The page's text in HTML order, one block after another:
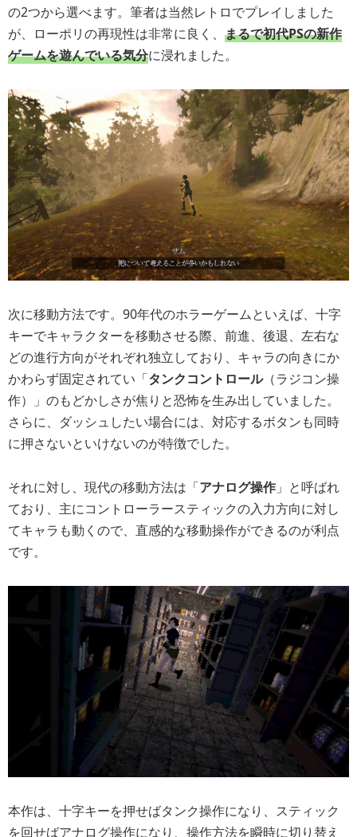
の2つから選べます。筆者は当然レトロでプレイしました
が、ローポリの再現性は非常に良く、 まるで初代PSの新作
ゲームを遊んでいる気分に浸れました。
次に移動方法です。90年代のホラーゲームといえば、十字
キーでキャラクターを移動させる際、前進、後退、左右な
どの進行方向がそれぞれ独立しており、キャラの向きにか
かわらず固定されてい「タンクコントロール（ラジコン操
作）」のもどかしさが焦りと恐怖を生み出していました。
さらに、ダッシュしたい場合には、対応するボタンも同時
に押さないといけないのが特徴でした。
それに対し、現代の移動方法は「アナログ操作 」と呼ばれ
ており、主にコントローラースティックの入力方向に対し
てキャラも動くので、直感的な移動操作ができるのが利点
です。
本作は、 十字キーを押せばタンク操作になり、スティック
を回せばアナログ操作になり、操作方法を瞬時に切り替え